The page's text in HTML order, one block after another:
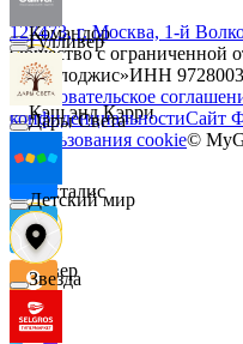
Командор
Кэш энд Кэрри
Лакталис
Левер
Гулливер
Дары Света
Детский мир
Звезда
127473, г. Москва, 1-й
Общество с ограниченной
Технолоджис»ИНН
Пользовательское
конфиденциальностиСайт
использования cookie©